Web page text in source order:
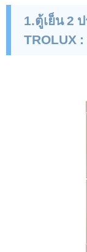
1 .ตู้เย็น 2
TROLUX :